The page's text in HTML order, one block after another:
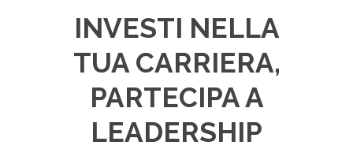
TREVISO
INVESTI NELLA
TUA CARRIERA,
PARTECIPA A
LEADERSHIP